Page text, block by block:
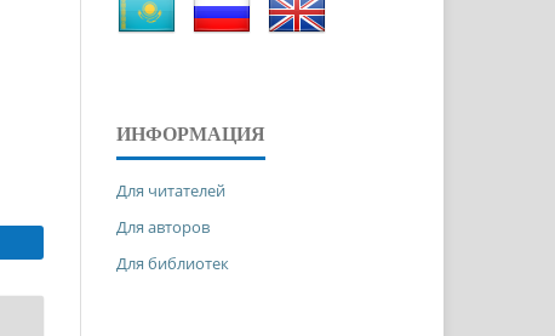
ИНФОРМАЦИЯ
Для читателей
Для авторов
Для библиотек